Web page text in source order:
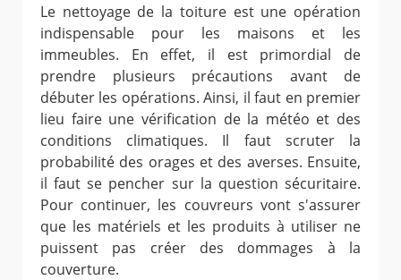
Le nettoyage de la toiture est une opération
indispensable pour les maisons et les
immeubles. En effet, il est primordial de
prendre plusieurs précautions avant de
débuter les opérations. Ainsi, il faut en premier
lieu faire une vérification de la météo et des
conditions climatiques. Il faut scruter la
probabilité des orages et des averses. Ensuite,
il faut se pencher sur la question sécuritaire.
Pour continuer, les couvreurs vont s'assurer
que les matériels et les produits à utiliser ne
puissent pas créer des dommages à la
couverture.